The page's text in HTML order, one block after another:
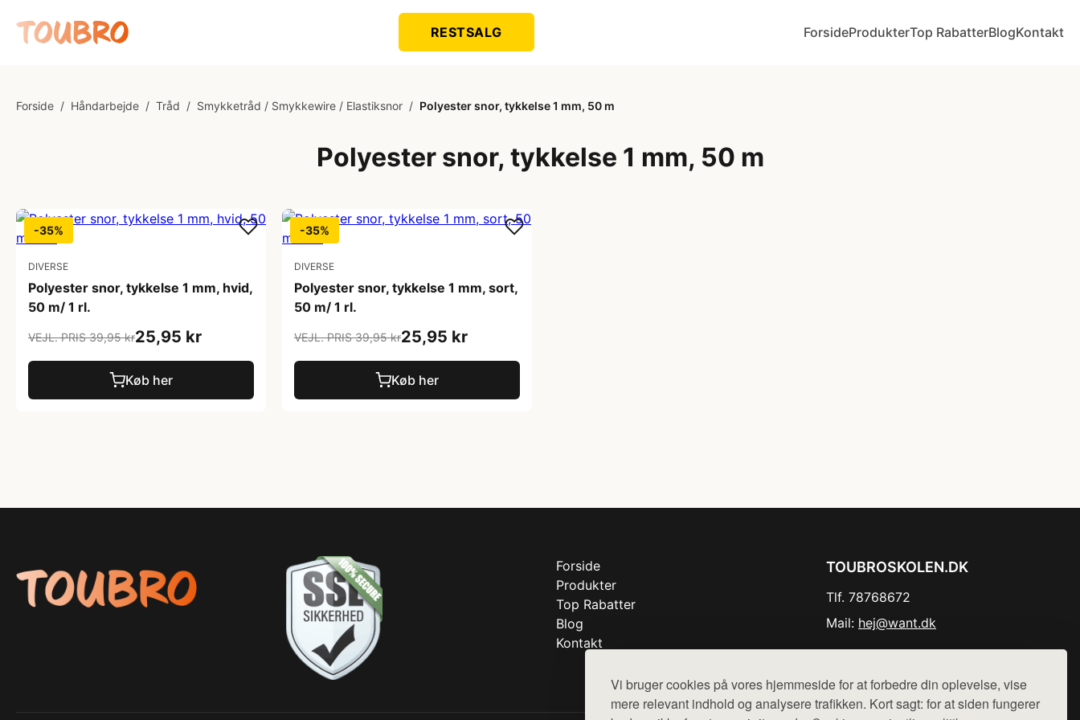
Vi bruger cookies på vores hjemmeside for at forbedre din oplevelse, vise
mere relevant indhold og analysere trafikken. Kort sagt: for at siden fungerer
RESTSALG ForsideProdukterTop RabatterBlogKontakt
Forside / Håndarbejde / Tråd / Smykketråd / Smykkewire / Elastiksnor / Polyester snor, tykkelse 1 mm, 50 m
Polyester snor, tykkelse 1 mm, 50 m
-35%
DIVERSE
Polyester snor, tykkelse 1 mm, hvid,
50 m/ 1 rl.
VEJL. PRIS 39,95 kr25,95 kr
Køb her
-35%
DIVERSE
Polyester snor, tykkelse 1 mm, sort,
50 m/ 1 rl.
VEJL. PRIS 39,95 kr25,95 kr
Køb her
Forside
Produkter
Top Rabatter
Blog
Kontakt
TOUBROSKOLEN.DK
Tlf. 78768672
Mail: hej@want.dk